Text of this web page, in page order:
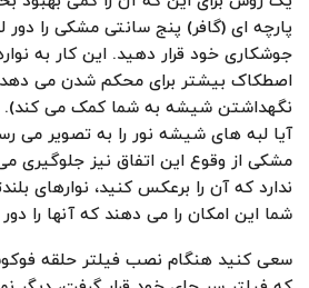
پارچه ای (گافر) پنج سانتی مشکی را
جوشکاری خود قرار دهید. این کار به
اصطکاک بیشتر برای محکم شدن می
نگهداشتن شیشه به شما کمک می
آیا لبه های شیشه نور را به تصویر می
مشکی از وقوع این اتفاق نیز جلوگیری
ندارد که آن را برعکس کنید، نوارهای
شما این امکان را می دهند که آنها را
سعی کنید هنگام نصب فیلتر حلقه